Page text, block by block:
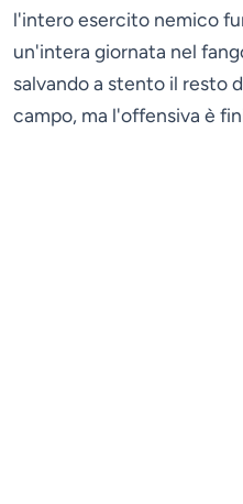
l'intero esercito nemico
un'intera giornata nel
salvando a stento il resto
campo, ma l'offensiva è